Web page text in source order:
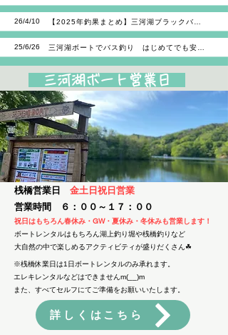
26/4/10
25/6/26
三河湖ボート営業日
桟橋営業日 金土日祝日営業
営業時間 ６：００～１７：００
祝日はもちろん春休み・GW・夏休み・冬休みも営業します！
ボートレンタルはもちろん湖上釣り堀や桟橋釣りなど
​大自然の中で楽しめるアクティビティが盛りだくさん☘
※桟橋休業日は1日ボートレンタルのみ承れます。
エレキレンタルなどはできませんm(__)m
​また、すべてセルフにてご準備をお願いいたします。
詳しくはこちら